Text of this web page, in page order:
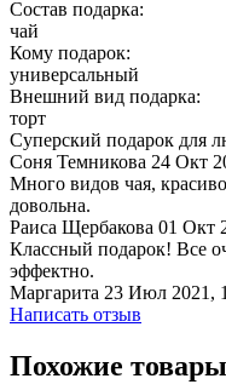
Состав подарка:
чай
Кому подарок:
универсальный
Внешний вид подарка:
торт
Суперский подарок для
Соня Темникова 24 Окт
Много видов чая,
довольна.
Раиса Щербакова 01 Окт
Классный подарок! Все
эффектно.
Маргарита 23 Июл 2021,
Написать отзыв
Похожие товары